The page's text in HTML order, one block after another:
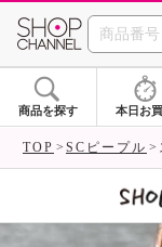
商品を探す 本日お
TOP SCピープル